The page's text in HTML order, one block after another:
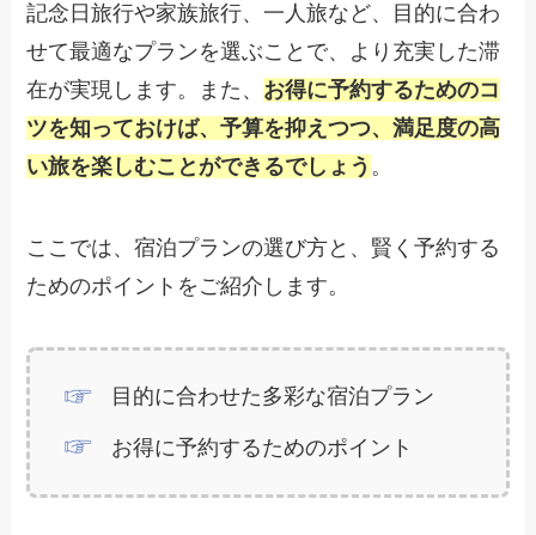
記念日旅行や家族旅行、一人旅など、目的に合わ
せて最適なプランを選ぶことで、より充実した滞
在が実現します。また、 お得に予約するためのコ
ツを知っておけば、予算を抑えつつ、満足度の高
い旅を楽しむことができるでしょう 。
ここでは、宿泊プランの選び方と、賢く予約する
ためのポイントをご紹介します。
目的に合わせた多彩な宿泊プラン
お得に予約するためのポイント